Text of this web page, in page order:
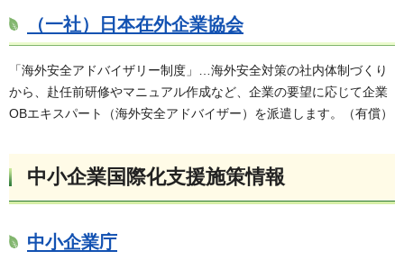
（一社）日本在外企業協会
「海外安全アドバイザリー制度」…海外安全対策の社内体制づくり
から、赴任前研修やマニュアル作成など、企業の要望に応じて企業
OBエキスパート（海外安全アドバイザー）を派遣します。（有償）
中小企業国際化支援施策情報
中小企業庁